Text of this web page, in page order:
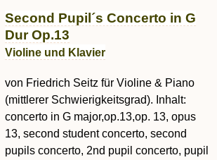
Second Pupil´s Concerto in G
Dur Op.13
Violine und Klavier
von Friedrich Seitz für Violine & Piano
(mittlerer Schwierigkeitsgrad). Inhalt:
concerto in G major,op.13,op. 13, opus
13, second student concerto, second
pupils concerto, 2nd pupil concerto, pupil